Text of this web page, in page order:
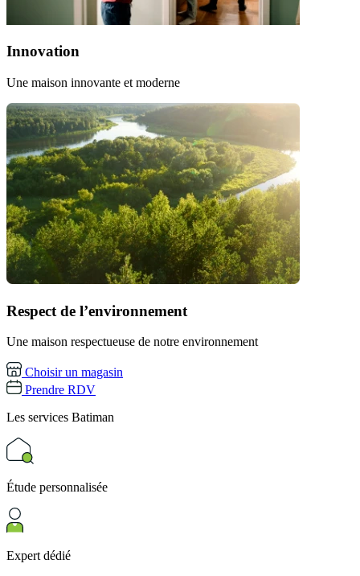
Innovation
Une maison innovante et moderne
Respect de l’environnement
Une maison respectueuse de notre environnement
Choisir un magasin
Prendre RDV
Les services Batiman
Étude personnalisée
Expert dédié